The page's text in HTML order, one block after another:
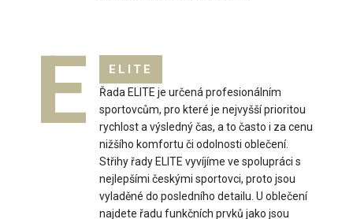
Dámská běžecká bunda s kapucí NUVODámská běžecká
bunda s kapucí NUVO je ideální volbou do nepří..
E ELITE
Řada ELITE je určená profesionálním
sportovcům, pro které je nejvyšší prioritou
rychlost a výsledný čas, a to často i za cenu
nižšího komfortu či odolnosti oblečení.
Střihy řady ELITE vyvíjíme ve spolupráci s
nejlepšími českými sportovci, proto jsou
vyladěné do posledního detailu. U oblečení
najdete řadu funkčních prvků jako jsou